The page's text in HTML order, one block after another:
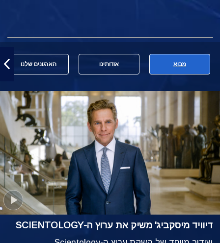
מבוא אודותינו הארגונים שלנו
דיוויד מיסקביג' משיק את ערוץ ה-SCIENTOLOGY